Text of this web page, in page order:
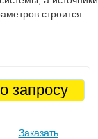
строится
запросу
Заказать